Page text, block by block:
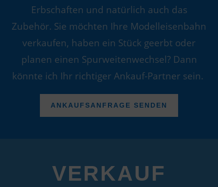
Erbschaften und natürlich auch das
Zubehör. Sie möchten Ihre Modelleisenbahn
verkaufen, haben ein Stück geerbt oder
planen einen Spurweitenwechsel? Dann
könnte ich Ihr richtiger Ankauf-Partner sein.
ANKAUFSANFRAGE SENDEN
VERKAUF